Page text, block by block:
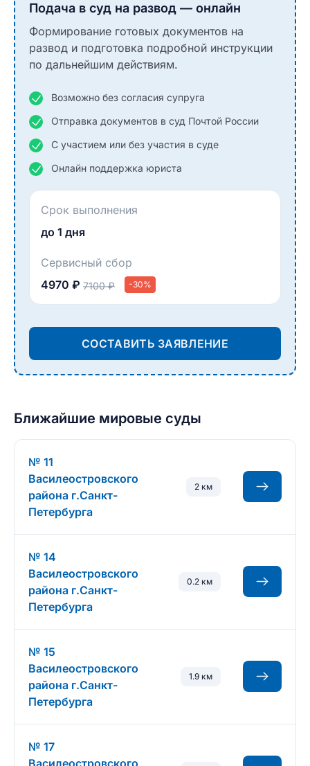
Подача в суд на развод — онлайн
Формирование готовых документов на
развод и подготовка подробной инструкции
по дальнейшим действиям.
Возможно без согласия супруга
Отправка документов в суд Почтой России
С участием или без участия в суде
Онлайн поддержка юриста
Срок выполнения
до 1 дня
Сервисный сбор
4970 ₽ 7100 ₽ -30%
СОСТАВИТЬ ЗАЯВЛЕНИЕ
Ближайшие мировые суды
№ 11
Василеостровского
района г.Санкт-
Петербурга
2 км
№ 14
Василеостровского
района г.Санкт-
Петербурга
0.2 км
№ 15
Василеостровского
района г.Санкт-
Петербурга
1.9 км
№ 17
Василеостровского